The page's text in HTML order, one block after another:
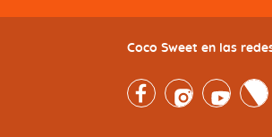
Coco Sweet en las
FacebookInstagramYoutubeTwitter